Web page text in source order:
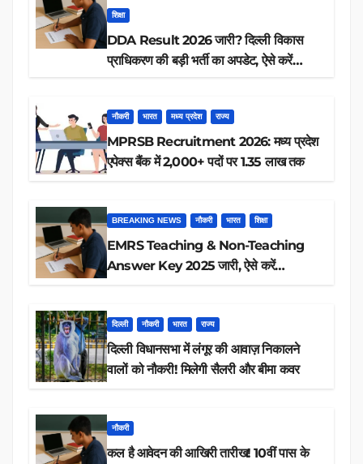
शिक्षा
DDA Result 2026 जारी? दिल्ली विकास
प्राधिकरण की बड़ी भर्ती का अपडेट, ऐसे करें
नौकरी भारत मध्य प्रदेश राज्य
MPRSB Recruitment 2026: मध्य प्रदेश
एपेक्स बैंक में 2,000+ पदों पर 1.35 लाख तक
BREAKING NEWS नौकरी भारत शिक्षा
EMRS Teaching & Non-Teaching
Answer Key 2025 जारी, ऐसे करें
दिल्ली नौकरी भारत राज्य
दिल्ली विधानसभा में लंगूर की आवाज़ निकालने
वालों को नौकरी! मिलेगी सैलरी और बीमा कवर
नौकरी
कल है आवेदन की आखिरी तारीख! 10वीं पास के